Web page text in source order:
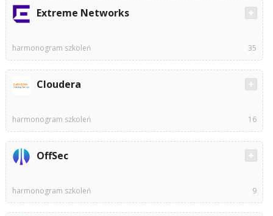
Extreme Networks
harmonogram szkoleń 35
Cloudera
harmonogram szkoleń 16
OffSec
harmonogram szkoleń 9